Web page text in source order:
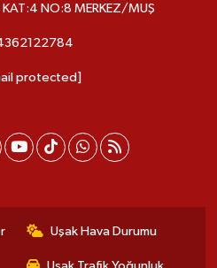
KAT:4 NO:8 MERKEZ/MUŞ
protected]
Uşak Hava Durumu